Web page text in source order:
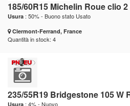
185/60R15 Michelin Roue clio
Usura : 50% - Buono stato Usato
Clermont-Ferrand, France
Quantità in stock: 4
235/55R19 Bridgestone 105 W
Usura : 4% - Nuovo